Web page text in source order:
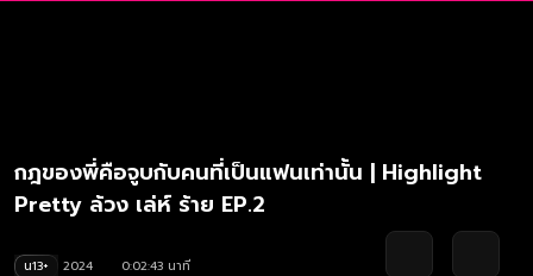
กฎของพี่คือจูบกับคนที่เป็นแฟนเท่านั้น | Highlight
Pretty ล้วง เล่ห์ ร้าย EP.2
น13+ 2024
0:02:43 นาที